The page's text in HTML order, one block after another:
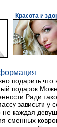
Красота и
подарить что
зависьти
не каждая
сменных